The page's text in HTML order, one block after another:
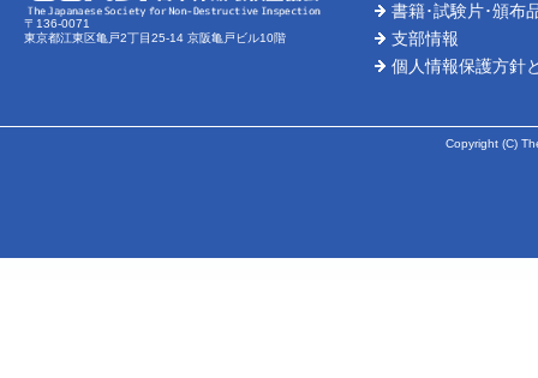
〒136-0071
東京都江東区亀戸2丁目25-14 京阪亀戸ビル10階
書籍･試験片･頒布
支部情報
個人情報保護方針
Copyright (C)